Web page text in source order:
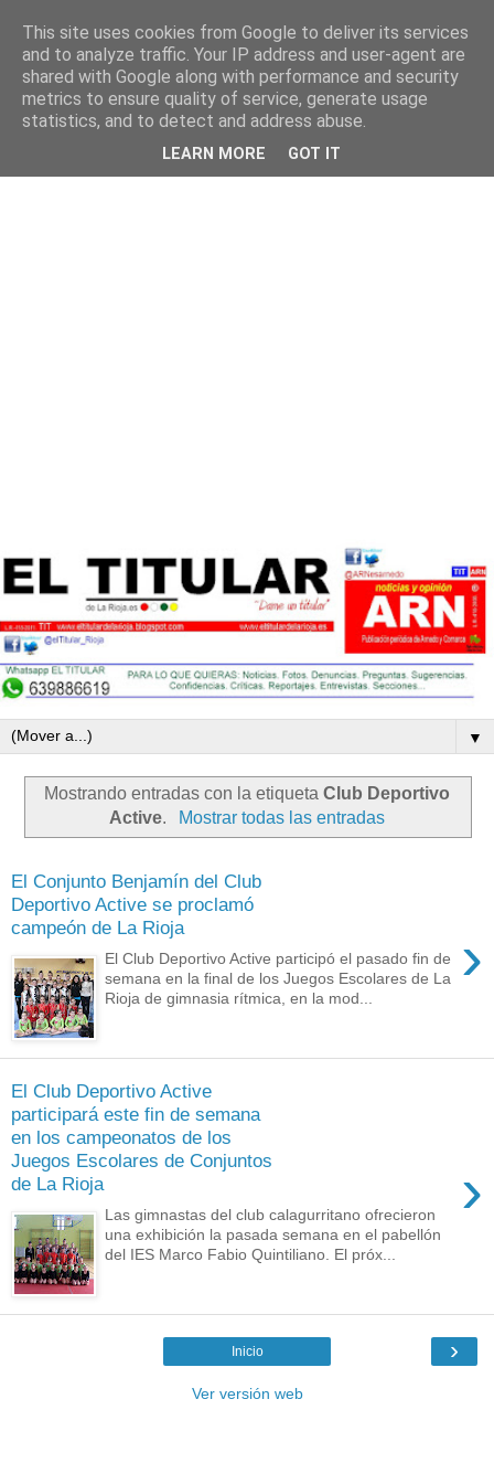
▼
Mostrando entradas con la etiqueta Club Deportivo
Active. Mostrar todas las entradas
El Conjunto Benjamín del Club
Deportivo Active se proclamó
campeón de La Rioja
›
El Club Deportivo Active participó el pasado fin de
semana en la final de los Juegos Escolares de La
Rioja de gimnasia rítmica, en la mod...
El Club Deportivo Active
participará este fin de semana
en los campeonatos de los
Juegos Escolares de Conjuntos
de La Rioja
›
Las gimnastas del club calagurritano ofrecieron
una exhibición la pasada semana en el pabellón
del IES Marco Fabio Quintiliano. El próx...
›
Inicio
Ver versión web
This site uses cookies from Google to deliver its services
and to analyze traffic. Your IP address and user-agent are
shared with Google along with performance and security
metrics to ensure quality of service, generate usage
statistics, and to detect and address abuse.
LEARN MORE GOT IT